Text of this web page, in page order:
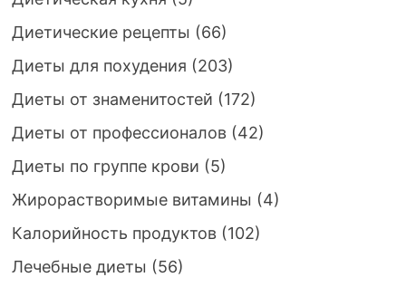
Диетические рецепты (66)
Диеты для похудения (203)
Диеты от знаменитостей (172)
Диеты от профессионалов(42)
Диеты по группе крови (5)
Жирорастворимые витамины (4)
Калорийность продуктов(102)
Лечебные диеты (56)